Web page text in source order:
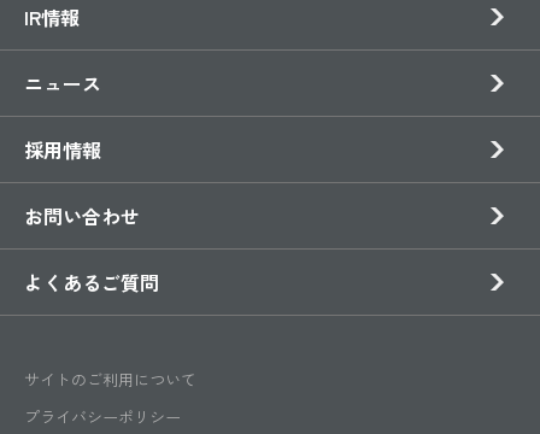
IR情報
ニュース
採用情報
お問い合わせ
よくあるご質問
サイトのご利用について
プライバシーポリシー